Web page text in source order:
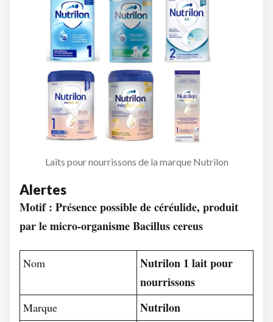
Laits pour nourrissons de la marque Nutrilon
Alertes
Motif : Présence possible de céréulide, produit
par le micro-organisme Bacillus cereus
Nom
Nutrilon 1 lait pour
nourrissons
Marque Nutrilon